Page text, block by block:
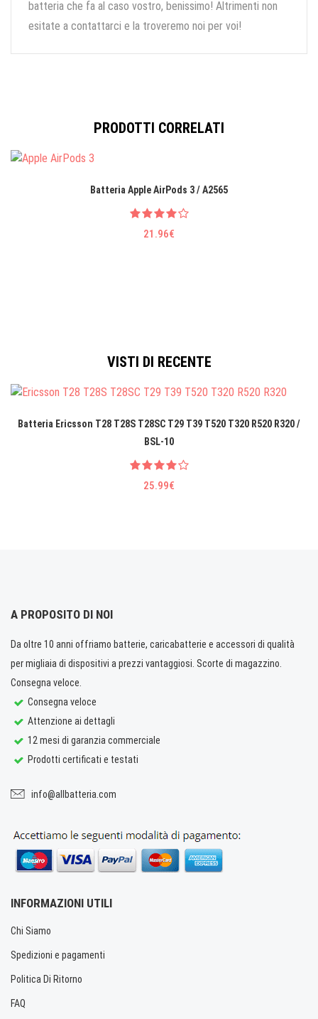
batteria che fa al caso vostro, benissimo! Altrimenti non
esitate a contattarci e la troveremo noi per voi!
PRODOTTI CORRELATI
Batteria Apple AirPods 3 / A2565
21.96€
VISTI DI RECENTE
Batteria Ericsson T28 T28S T28SC T29 T39 T520 T320 R520 R320 /
BSL-10
25.99€
A PROPOSITO DI NOI
Da oltre 10 anni offriamo batterie, caricabatterie e accessori di qualità
per migliaia di dispositivi a prezzi vantaggiosi. Scorte di magazzino.
Consegna veloce.
Consegna veloce
Attenzione ai dettagli
12 mesi di garanzia commerciale
Prodotti certificati e testati
info@allbatteria.com
INFORMAZIONI UTILI
Chi Siamo
Spedizioni e pagamenti
Politica Di Ritorno
FAQ